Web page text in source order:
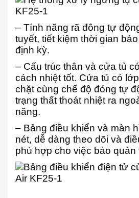
– Tính năng rã đông tự
tuyết, tiết kiệm thời gian
định kỳ.
– Cấu trúc thân và cửa tủ
cách nhiệt tốt. Cửa tủ có
chặt cùng chế độ đóng tự
trạng thất thoát nhiệt ra
năng.
– Bảng điều khiển và màn
nét, dễ dàng theo dõi và
phù hợp cho việc bảo quản